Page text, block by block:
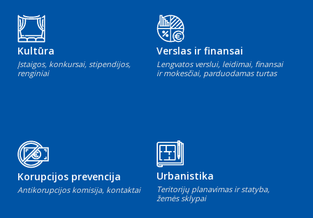
Kultūra
Įstaigos, konkursai, stipendijos,
renginiai
Verslas ir finansai
Lengvatos verslui, leidimai, finansai
ir mokesčiai, parduodamas turtas
Korupcijos prevencija
Antikorupcijos komisija, kontaktai
Urbanistika
Teritorijų planavimas ir statyba,
žemės sklypai